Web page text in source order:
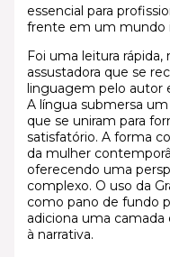
essencial para
frente em um mundo
Foi uma leitura
assustadora que se
linguagem pelo autor
A língua submersa
que se uniram para
satisfatório. A forma
da mulher
oferecendo uma
complexo. O uso da
como pano de fundo
adiciona uma
à narrativa.